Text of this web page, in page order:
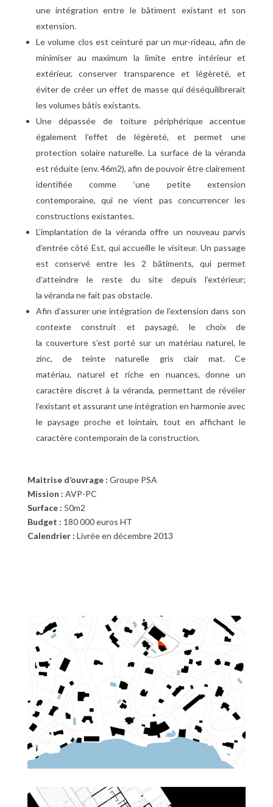
une intégration entre le bâtiment existant et son
extension.
Le volume clos est ceinturé par un mur-rideau, afin de
minimiser au maximum la limite entre intérieur et
extérieur, conserver transparence et légèreté, et
éviter de créer un effet de masse qui déséquilibrerait
les volumes bâtis existants.
Une dépassée de toiture périphérique accentue
également l’effet de légèreté, et permet une
protection solaire naturelle. La surface de la véranda
est réduite (env. 46m2), afin de pouvoir être clairement
identifiée comme ‘une petite extension
contemporaine, qui ne vient pas concurrencer les
constructions existantes.
L’implantation de la véranda offre un nouveau parvis
d’entrée côté Est, qui accueille le visiteur. Un passage
est conservé entre les 2 bâtiments, qui permet
d’atteindre le reste du site depuis l’extérieur;
la véranda ne fait pas obstacle.
Afin d’assurer une intégration de l’extension dans son
contexte construit et paysagé, le choix de
la couverture s’est porté sur un matériau naturel, le
zinc, de teinte naturelle gris clair mat. Ce
matériau, naturel et riche en nuances, donne un
caractère discret à la véranda, permettant de révéler
l’existant et assurant une intégration en harmonie avec
le paysage proche et lointain, tout en affichant le
caractère contemporain de la construction.
Maitrise d’ouvrage : Groupe PSA
Mission : AVP-PC
Surface : 50m2
Budget : 180 000 euros HT
Calendrier : Livrée en décembre 2013